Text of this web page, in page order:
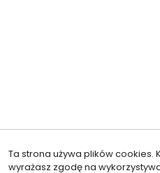
Ta strona używa plików
wyrażasz zgodę na